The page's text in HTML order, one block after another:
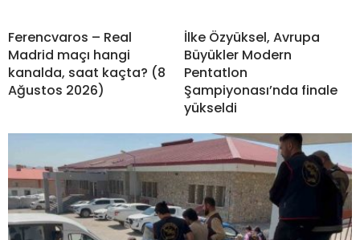
Ferencvaros – Real
Madrid maçı hangi
kanalda, saat kaçta? (8
Ağustos 2026)
İlke Özyüksel, Avrupa
Büyükler Modern
Pentatlon
Şampiyonası’nda finale
yükseldi